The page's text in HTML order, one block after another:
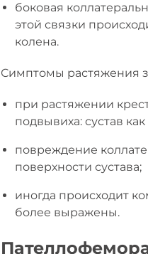
боковая
этой связки
колена.
Симптомы растяжения
при растяжении
подвывиха: сустав
повреждение
поверхности сустава;
иногда происходит
более выражены.